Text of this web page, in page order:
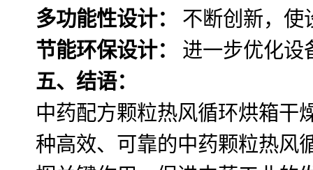
多功能性设计：
不断创新，使
节能环保设计：
进一步优化设
五、结语：
中药配方颗粒热风循环烘箱干
种高效、可靠的中药颗粒热风